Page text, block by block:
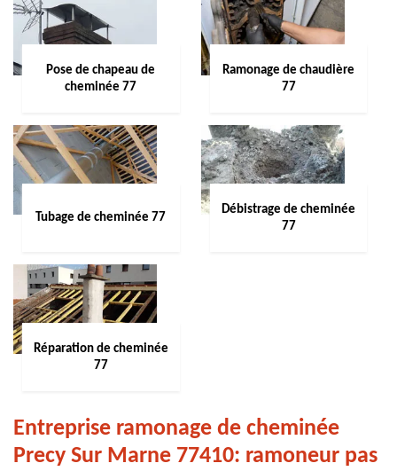
Pose de chapeau de
cheminée 77
Ramonage de chaudière
77
Tubage de cheminée 77
Débistrage de cheminée
77
Réparation de cheminée
77
Entreprise ramonage de cheminée
Precy Sur Marne 77410: ramoneur pas